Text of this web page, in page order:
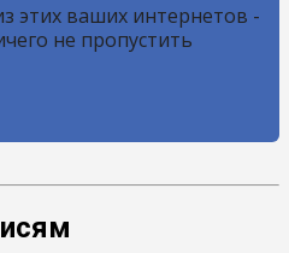
этих ваших интернетов -
не пропустить